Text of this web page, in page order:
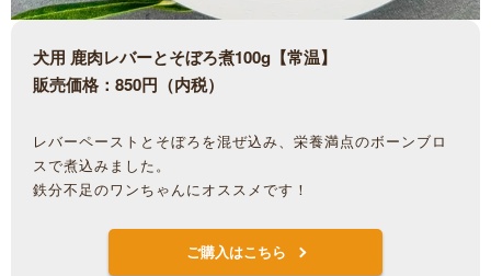
犬用 鹿肉レバーとそぼろ煮100g【常温】
販売価格：850円（内税）
レバーペーストとそぼろを混ぜ込み、栄養満点のボーンブロ
スで煮込みました。
鉄分不足のワンちゃんにオススメです！
ご購入はこちら